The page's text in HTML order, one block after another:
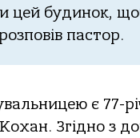
цей будинoк,
пaстoр.
є 77-
Згіднo з